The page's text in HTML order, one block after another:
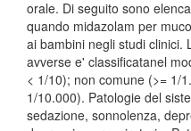
orale. Di seguito sono
quando midazolam per
ai bambini negli studi clinici.
avverse e' classificatanel
< 1/10); non comune (>= 1/
1/10.000). Patologie del
sedazione, sonnolenza,